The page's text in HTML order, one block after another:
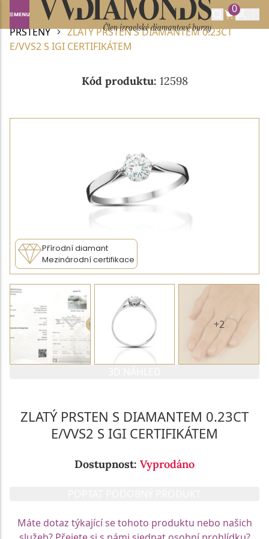
0
Domů DIAMANTOVÉ ŠPERKY
DIAMANTOVÉ
PRSTENY
ZLATÝ PRSTEN S DIAMANTEM 0.23CT
E/VVS2 S IGI CERTIFIKÁTEM
Kód produktu: 12598
Přírodní diamant
Mezinárodní certifikace
+2
ZLATÝ PRSTEN S DIAMANTEM 0.23CT
E/VVS2 S IGI CERTIFIKÁTEM
Dostupnost: Vyprodáno
Máte dotaz týkající se tohoto produktu nebo našich